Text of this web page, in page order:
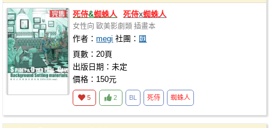
死侍&蜘蛛人 死侍x蜘蛛人
女性向 歐美影劇類 插畫本
作者：megi 社團： 國
頁數：20頁
出版日期：未定
價格：150元
5 2 BL 死侍 蜘蛛人